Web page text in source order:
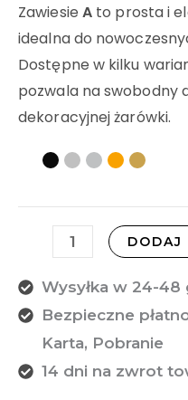
Zawiesie A to prosta i
idealna do
Dostępne w kilku
pozwala na swobodny
dekoracyjnej żarówki.
DODAJ
Wysyłka w 24-48
Bezpieczne
Karta, Pobranie
14 dni na zwrot